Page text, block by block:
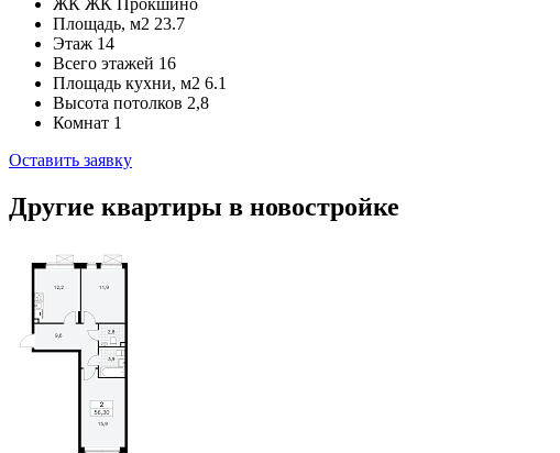
Площадь, м2 23.7
Этаж 14
Всего этажей 16
Площадь кухни, м2 6.1
Высота потолков 2,8
Комнат 1
Оставить заявку
Другие квартиры в новостройке